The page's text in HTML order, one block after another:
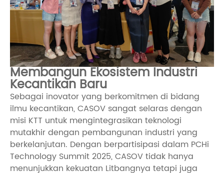
Membangun Ekosistem Industri
Kecantikan Baru
Sebagai inovator yang berkomitmen di bidang
ilmu kecantikan, CASOV sangat selaras dengan
misi KTT untuk mengintegrasikan teknologi
mutakhir dengan pembangunan industri yang
berkelanjutan. Dengan berpartisipasi dalam PCHi
Technology Summit 2025, CASOV tidak hanya
menunjukkan kekuatan Litbangnya tetapi juga